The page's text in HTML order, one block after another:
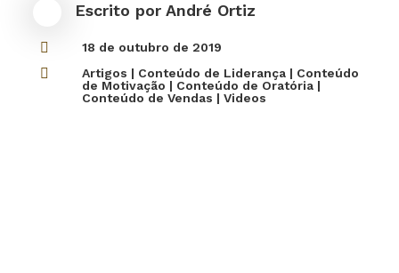
Escrito por André Ortiz
 18 de outubro de 2019
 Artigos | Conteúdo de Liderança| Conteúdo
de Motivação | Conteúdo de Oratória|
Conteúdo de Vendas | Videos